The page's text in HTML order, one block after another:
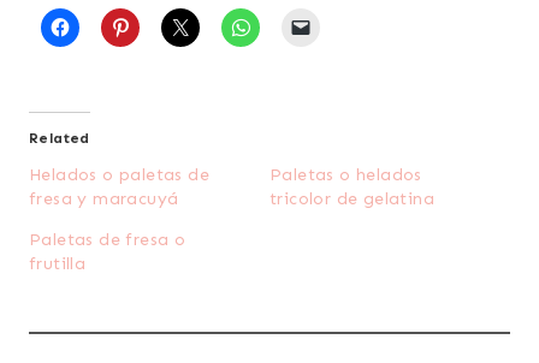
Related
Helados o paletas de
fresa y maracuyá
Paletas o helados
tricolor de gelatina
Paletas de fresa o
frutilla